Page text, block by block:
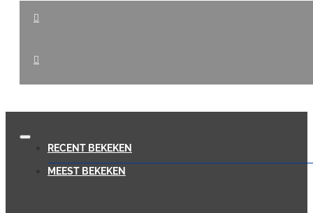
RECENT BEKEKEN
MEEST BEKEKEN